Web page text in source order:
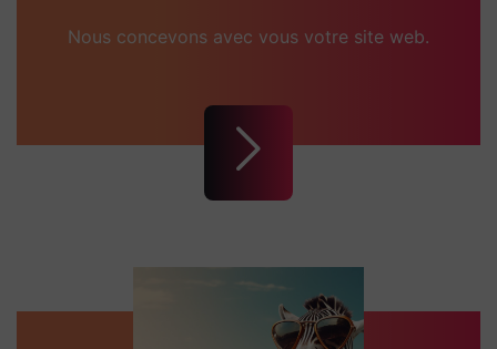
Nous concevons avec vous votre site web.